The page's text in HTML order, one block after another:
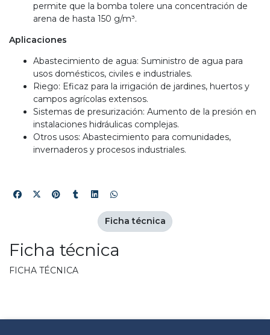
permite que la bomba tolere una concentración de
arena de hasta 150 g/m³.
Aplicaciones
Abastecimiento de agua: Suministro de agua para
usos domésticos, civiles e industriales.
Riego: Eficaz para la irrigación de jardines, huertos y
campos agrícolas extensos.
Sistemas de presurización: Aumento de la presión en
instalaciones hidráulicas complejas.
Otros usos: Abastecimiento para comunidades,
invernaderos y procesos industriales.
Ficha técnica
FICHA TÉCNICA
Ficha técnica